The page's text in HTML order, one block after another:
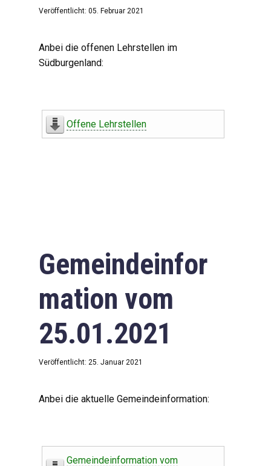
Veröffentlicht: 05. Februar 2021
Anbei die offenen Lehrstellen im
Südburgenland:
Offene Lehrstellen
Gemeindeinfor
mation vom
25.01.2021
Veröffentlicht: 25. Januar 2021
Anbei die aktuelle Gemeindeinformation:
Gemeindeinformation vom